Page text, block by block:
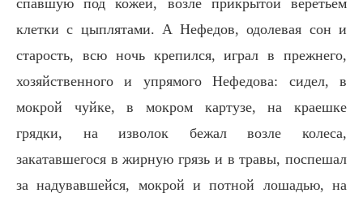
спавшую под кожей, возле прикрытой веретьем
клетки с цыплятами. А Нефедов, одолевая сон и
старость, всю ночь крепился, играл в прежнего,
хозяйственного и упрямого Нефедова: сидел, в
мокрой чуйке, в мокром картузе, на краешке
грядки, на изволок бежал возле колеса,
закатавшегося в жирную грязь и в травы, поспешал
за надувавшейся, мокрой и потной лошадью, на